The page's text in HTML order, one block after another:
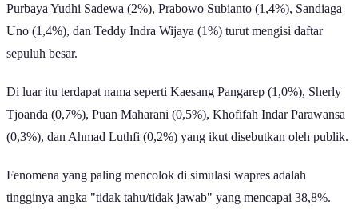
Purbaya Yudhi Sadewa (2%), Prabowo Subianto (1,4%), Sandiaga
Uno (1,4%), dan Teddy Indra Wijaya (1%) turut mengisi daftar
sepuluh besar.
Di luar itu terdapat nama seperti Kaesang Pangarep (1,0%), Sherly
Tjoanda (0,7%), Puan Maharani (0,5%), Khofifah Indar Parawansa
(0,3%), dan Ahmad Luthfi (0,2%) yang ikut disebutkan oleh publik.
Fenomena yang paling mencolok di simulasi wapres adalah
tingginya angka "tidak tahu/tidak jawab" yang mencapai 38,8%.